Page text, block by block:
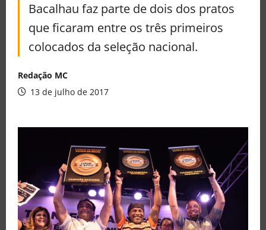
Bacalhau faz parte de dois dos pratos
que ficaram entre os três primeiros
colocados da seleção nacional.
Redação MC
13 de julho de 2017